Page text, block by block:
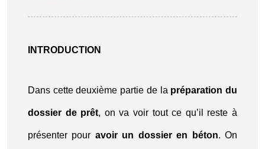
INTRODUCTION
Dans cette deuxième partie de la préparation du
dossier de prêt, on va voir tout ce qu’il reste à
présenter pour avoir un dossier en béton. On